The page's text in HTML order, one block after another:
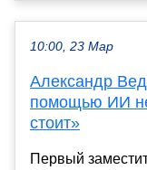
10:00, 23 Мар
Александр
помощью ИИ
стоит»
Первый